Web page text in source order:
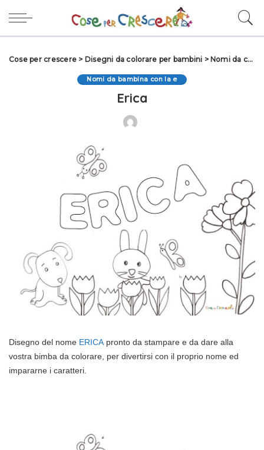
Cose per crescere > Disegni da colorare per bambini > Nomi da colorare
Nomi da bambina con la e
Erica
Disegno del nome ERICA pronto da stampare e da dare alla
vostra bimba da colorare, per divertirsi con il proprio nome ed
impararne i caratteri.